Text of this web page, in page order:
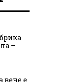
–
вече е